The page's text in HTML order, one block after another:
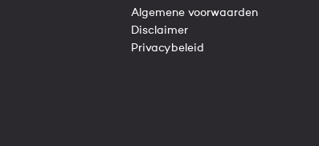
Algemene voorwaarden
Disclaimer
Privacybeleid